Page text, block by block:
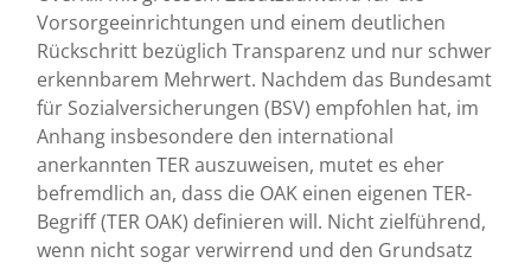
Vorsorgeeinrichtungen und einem deutlichen
Rückschritt bezüglich Transparenz und nur schwer
erkennbarem Mehrwert. Nachdem das Bundesamt
für Sozialversicherungen (BSV) empfohlen hat, im
Anhang insbesondere den international
anerkannten TER auszuweisen, mutet es eher
befremdlich an, dass die OAK einen eigenen TER-
Begriff (TER OAK) definieren will. Nicht zielführend,
wenn nicht sogar verwirrend und den Grundsatz